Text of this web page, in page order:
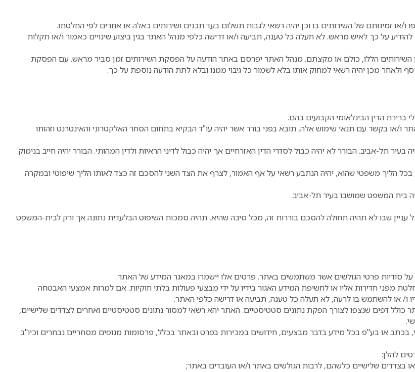
או זמינותם של השירותים בו וכן יהיה רשאי לגבות תשלום בעד תכנים ושירותים כאלה או אחרים לפי החלטתו.
על כך לאיש מראש. לא תעלה כל טענה, תביעה ו/או דרישה כלפי מנהל האתר בגין ביצוע שינויים כאמור ו/או תקלות
הללו, כולם או מקצתם. מנהל האתר יפרסם באתר הודעה על הפסקת השירותים זמן סביר מראש. עם הפסקת
ולאחר מכן יהיה רשאי למחוק אותו בלא לשמור כל גיבוי ממנו ובלא לתת הודעה נוספת על כך.
ברירת הדין הבינלאומי הקבועים בהם.
או בקשר עם תנאי שימוש אלה, תובא בפני בורר אשר יהיה עו"ד הבקיא בתחום הסחר האלקטרוני והאינטרנט וזהותו
בעיר תל-אביב. הבורר לא יהיה כבול לסדרי הדין האזרחיים אך יהיה כבול לדיני הראיות ולדין המהותי. הבורר יהיה חייב בנימוק
הליך משפטי שהוא, יהיה הנתבע רשאי על אף האמור, לצרף את הצד השני להסכם זה כצד לאותו הליך שיפוטי ובמקרה
עניין שבו לא תהיה תחולה להסכם בוררות זה, מכל סיבה שהיא, תהיה סמכות השיפוט הבלעדית נתונה אך ורק לבית-המשפט
סודיות פרטי הגולשים אשר משתמשים באתר. פרטים אלו יישמרו במאגר המידע של האתר.
מפני חדירות אליו או לחשיפת המידע האגור בידיו על ידי מבצעי פעולות בלתי חוקיות. אם למרות אמצעי האבטחה
ו/ או להשתמש בו לרעה, לא תעלה כל טענה, תביעה או דרישה כלפי האתר.
דפים שנצפו לצורך הפקת נתונים סטטיסטיים. האתר יהא רשאי למסור נתונים סטטיסטיים ואחרים לצדדים שלישיים,
או בע"פ בכל מידע בדבר מבצעים, חידושים במכירות בפרט ובאתר בכלל, פרסומות מגופים מסחריים נבחרים וכיו"ב
להלן:
בצדדים שלישיים כלשהם, לרבות הגולשים באתר ו/או העובדים באתר;